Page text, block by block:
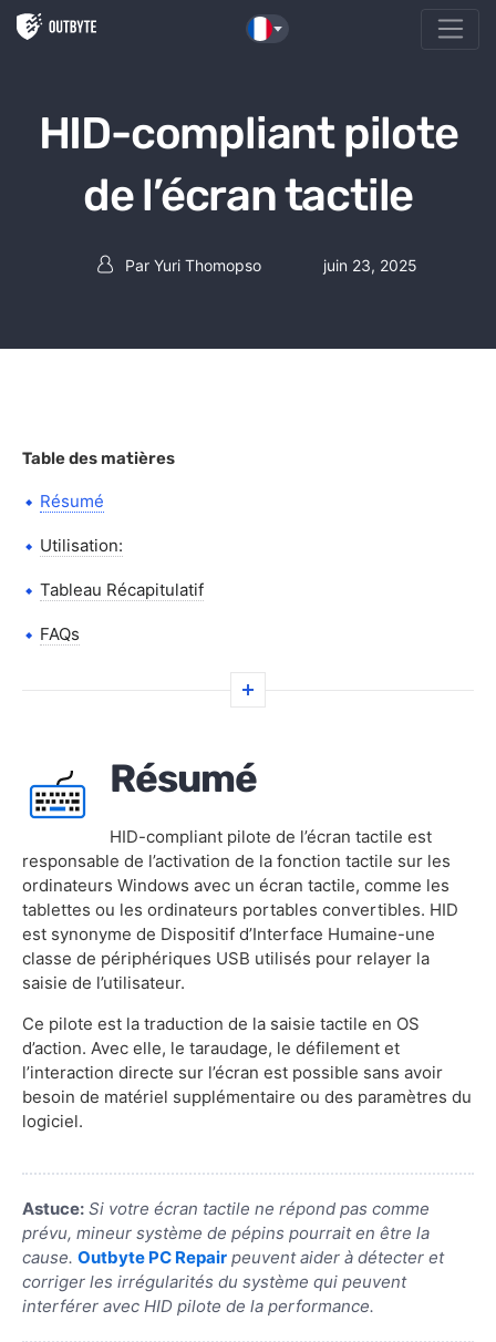
Aller au contenu
HID-compliant pilote
de l’écran tactile
Auteur de la publication
Par Yuri Thomopso juin 23, 2025
Table des matières
Résumé
Utilisation:
Tableau Récapitulatif
FAQs
Résumé
HID-compliant pilote de l’écran tactile est
responsable de l’activation de la fonction tactile sur les
ordinateurs Windows avec un écran tactile, comme les
tablettes ou les ordinateurs portables convertibles. HID
est synonyme de Dispositif d’Interface Humaine-une
classe de périphériques USB utilisés pour relayer la
saisie de l’utilisateur.
Ce pilote est la traduction de la saisie tactile en OS
d’action. Avec elle, le taraudage, le défilement et
l’interaction directe sur l’écran est possible sans avoir
besoin de matériel supplémentaire ou des paramètres du
logiciel.
Astuce: Si votre écran tactile ne répond pas comme
prévu, mineur système de pépins pourrait en être la
cause. Outbyte PC Repair peuvent aider à détecter et
corriger les irrégularités du système qui peuvent
interférer avec HID pilote de la performance.